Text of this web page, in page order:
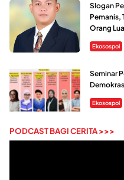
Slogan
Pemanis,
Orang
Ekosospol
Seminar
Ekosospol
PODCAST BAGI CERITA >>>